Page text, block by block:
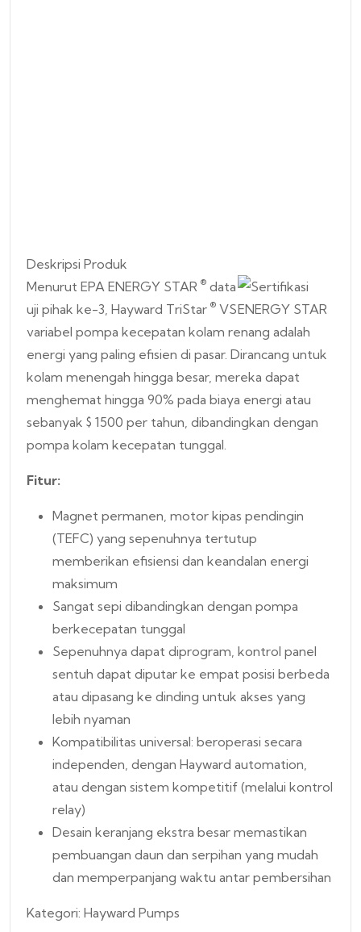
Deskripsi Produk
Menurut EPA ENERGY STAR ® data
uji pihak ke-3, Hayward TriStar ® VS
variabel pompa kecepatan kolam renang adalah
energi yang paling efisien di pasar. Dirancang untuk
kolam menengah hingga besar, mereka dapat
menghemat hingga 90% pada biaya energi atau
sebanyak $ 1500 per tahun, dibandingkan dengan
pompa kolam kecepatan tunggal.
Fitur:
Magnet permanen, motor kipas pendingin
(TEFC) yang sepenuhnya tertutup
memberikan efisiensi dan keandalan energi
maksimum
Sangat sepi dibandingkan dengan pompa
berkecepatan tunggal
Sepenuhnya dapat diprogram, kontrol panel
sentuh dapat diputar ke empat posisi berbeda
atau dipasang ke dinding untuk akses yang
lebih nyaman
Kompatibilitas universal: beroperasi secara
independen, dengan Hayward automation,
atau dengan sistem kompetitif (melalui kontrol
relay)
Desain keranjang ekstra besar memastikan
pembuangan daun dan serpihan yang mudah
dan memperpanjang waktu antar pembersihan
Kategori: Hayward Pumps